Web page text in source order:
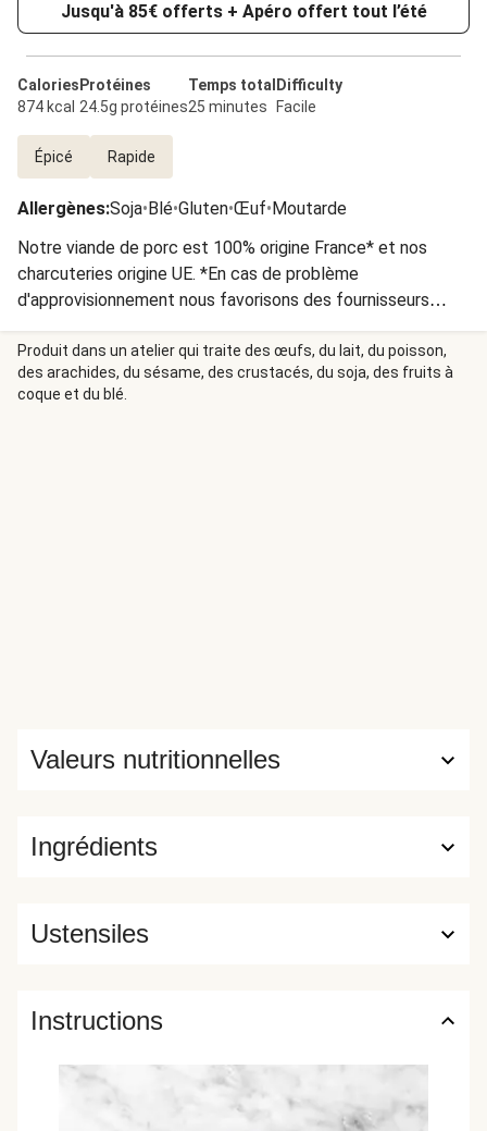
Jusqu'à 85€ offerts + Apéro offert tout l’été
Calories
874 kcal
Protéines
24.5g protéines
Temps total
25 minutes
Difficulty
Facile
Épicé Rapide
Allergènes:Soja•Blé•Gluten•Œuf•Moutarde
Notre viande de porc est 100% origine France* et nos
charcuteries origine UE. *En cas de problème
d'approvisionnement nous favorisons des fournisseurs
européens de qualité équivalente.
Produit dans un atelier qui traite des œufs, du lait, du poisson,
des arachides, du sésame, des crustacés, du soja, des fruits à
coque et du blé.
Ingrédients
Valeurs nutritionnelles
Ustensiles
Instructions